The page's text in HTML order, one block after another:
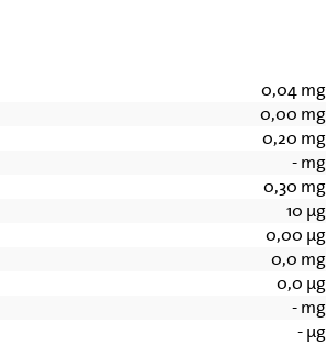
0,04mg
0,00 mg
0,20 mg
-mg
0,30 mg
10 µg
0,00 µg
0,0 mg
0,0 µg
-mg
-µg